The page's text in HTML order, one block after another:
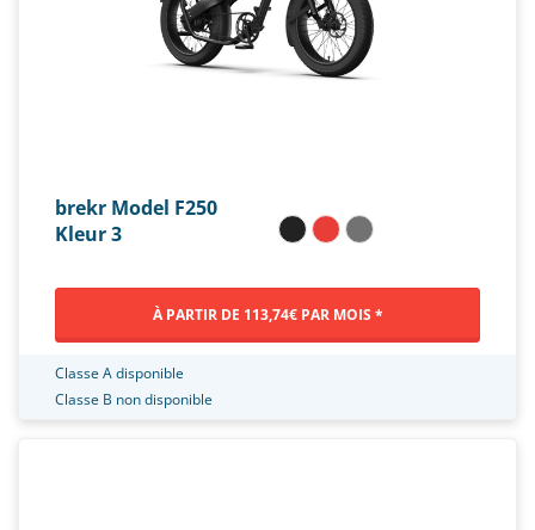
brekr Model F250
Kleur 3
À PARTIR DE 113,74€ PAR MOIS *
Classe A disponible
Classe B non disponible